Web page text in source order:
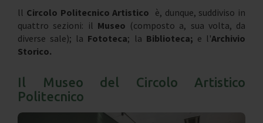
ll Circolo Politecnico Artistico è, dunque, suddiviso in
quattro sezioni: il Museo (composto a, sua volta, da
diverse sale); la Fototeca; la Biblioteca; e l'Archivio
Storico.
Il Museo del Circolo Artistico
Politecnico